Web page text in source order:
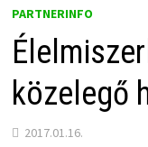
PARTNERINFO
közelegő
2017.01.16.